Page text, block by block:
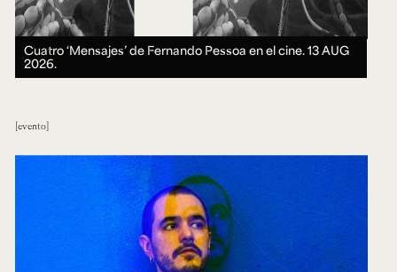
Cuatro ‘Mensajes’ de Fernando Pessoa en el cine.13 AUG
2026.
evento